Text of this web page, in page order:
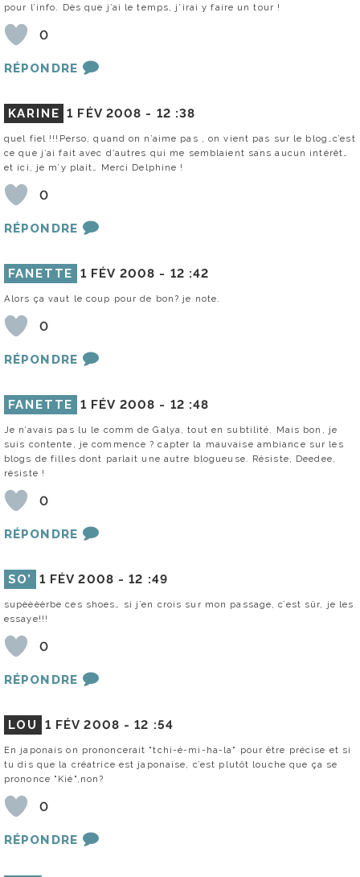
pour l’info. Dès que j’ai le temps, j’irai y faire un tour !
0
RÉPONDRE
KARINE 1 FÉV 2008 - 12 :38
quel fiel !!!Perso, quand on n’aime pas , on vient pas sur le blog…c’est
ce que j’ai fait avec d’autres qui me semblaient sans aucun intérêt…
et ici, je m’y plait… Merci Delphine !
0
RÉPONDRE
FANETTE 1 FÉV 2008 - 12 :42
Alors ça vaut le coup pour de bon? je note.
0
RÉPONDRE
FANETTE 1 FÉV 2008 - 12 :48
Je n’avais pas lu le comm de Galya, tout en subtilité. Mais bon, je
suis contente, je commence ? capter la mauvaise ambiance sur les
blogs de filles dont parlait une autre blogueuse. Résiste, Deedee,
résiste !
0
RÉPONDRE
SO’ 1 FÉV 2008 -12 :49
supèèèèrbe ces shoes… si j’en crois sur mon passage, c’est sûr, je les
essaye!!!
0
RÉPONDRE
LOU 1 FÉV 2008 -12 :54
En japonais on prononcerait "tchi-é-mi-ha-la" pour être précise et si
tu dis que la créatrice est japonaise, c’est plutôt louche que ça se
prononce "Kié",non?
0
RÉPONDRE